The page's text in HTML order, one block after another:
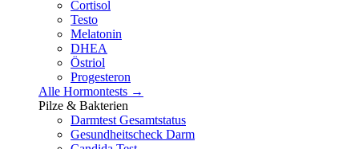
Cortisol
Testo
Melatonin
DHEA
Östriol
Progesteron
Alle Hormontests →
Pilze & Bakterien
Darmtest Gesamtstatus
Gesundheitscheck Darm